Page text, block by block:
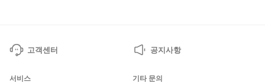
고객센터 공지사항
서비스 기타 문의